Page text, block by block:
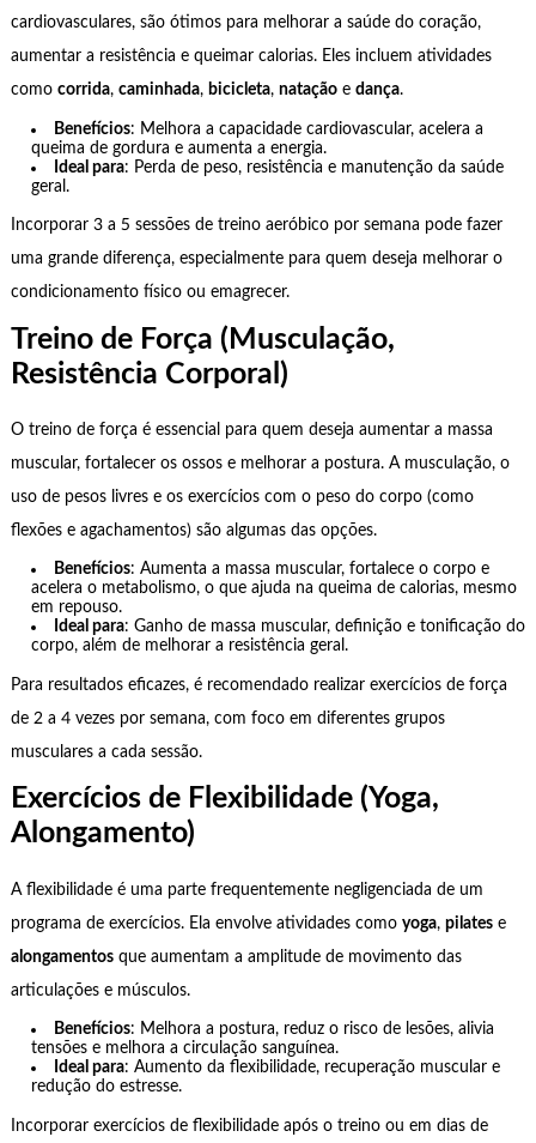
cardiovasculares, são ótimos para melhorar a saúde do coração,
aumentar a resistência e queimar calorias. Eles incluem atividades
como corrida, caminhada, bicicleta, nataçãoe dança.
Benefícios: Melhora a capacidade cardiovascular, acelera a
queima de gordura e aumenta a energia.
Ideal para: Perda de peso, resistência e manutenção da saúde
geral.
Incorporar 3 a 5 sessões de treino aeróbico por semana pode fazer
uma grande diferença, especialmente para quem deseja melhorar o
condicionamento físico ou emagrecer.
Treino de Força (Musculação,
Resistência Corporal)
O treino de força é essencial para quem deseja aumentar a massa
muscular, fortalecer os ossos e melhorar a postura. A musculação, o
uso de pesos livres e os exercícios com o peso do corpo (como
flexões e agachamentos) são algumas das opções.
Benefícios: Aumenta a massa muscular, fortalece o corpo e
acelera o metabolismo, o que ajuda na queima de calorias, mesmo
em repouso.
Ideal para: Ganho de massa muscular, definição e tonificação do
corpo, além de melhorar a resistência geral.
Para resultados eficazes, é recomendado realizar exercícios de força
de 2 a 4 vezes por semana, com foco em diferentes grupos
musculares a cada sessão.
Exercícios de Flexibilidade (Yoga,
Alongamento)
A flexibilidade é uma parte frequentemente negligenciada de um
programa de exercícios. Ela envolve atividades como yoga, pilatese
alongamentosque aumentam a amplitude de movimento das
articulações e músculos.
Benefícios: Melhora a postura, reduz o risco de lesões, alivia
tensões e melhora a circulação sanguínea.
Ideal para: Aumento da flexibilidade, recuperação muscular e
redução do estresse.
Incorporar exercícios de flexibilidade após o treino ou em dias de